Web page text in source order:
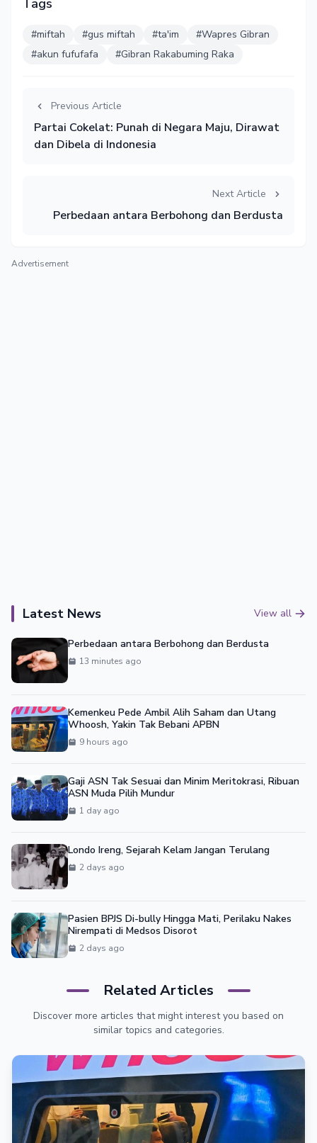
Tags
#miftah #gus miftah #ta'im
#Wapres Gibran
#akun fufufafa
#Gibran Rakabuming Raka
Previous Article
Partai Cokelat: Punah di Negara Maju, Dirawat
dan Dibela di Indonesia
Next Article
Perbedaan antara Berbohong dan Berdusta
Advertisement
Latest News View all
Perbedaan antara Berbohong dan Berdusta
13 minutes ago
Kemenkeu Pede Ambil Alih Saham dan Utang
Whoosh, Yakin Tak Bebani APBN
9 hours ago
Gaji ASN Tak Sesuai dan Minim Meritokrasi, Ribuan
ASN Muda Pilih Mundur
1 day ago
Londo Ireng, Sejarah Kelam Jangan Terulang
2 days ago
Pasien BPJS Di-bully Hingga Mati, Perilaku Nakes
Nirempati di Medsos Disorot
2 days ago
Related Articles
Discover more articles that might interest you based on
similar topics and categories.